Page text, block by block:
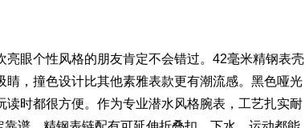
眼个性风格的朋友肯定不会错过。42毫米精钢表壳
睛，撞色设计比其他素雅表款更有潮流感。黑色哑光
时都很方便。作为专业潜水风格腕表，工艺扎实耐